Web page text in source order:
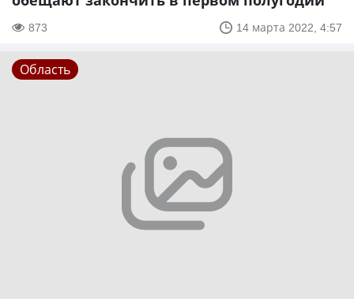
873 14 марта 2022, 4:57
Область